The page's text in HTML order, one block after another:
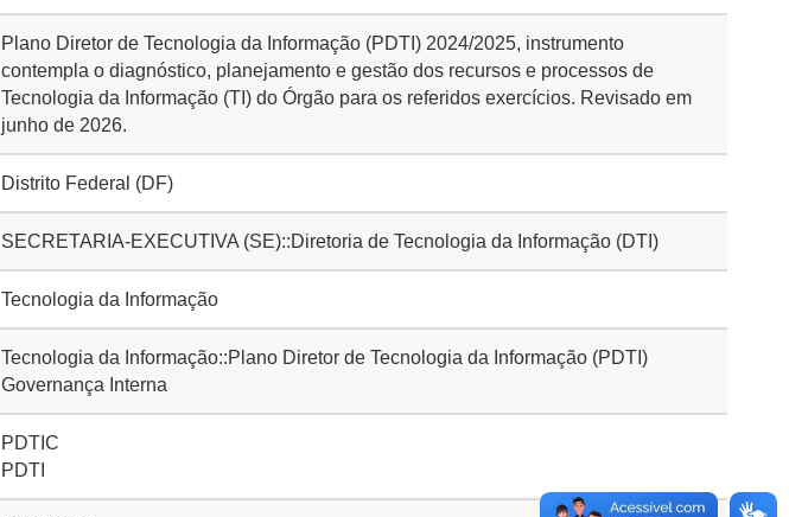
Plano Diretor de Tecnologia da Informação (PDTI) 2024/2025, instrumento
contempla o diagnóstico, planejamento e gestão dos recursos e processos de
Tecnologia da Informação (TI) do Órgão para os referidos exercícios. Revisado em
junho de 2026.
Distrito Federal (DF)
SECRETARIA-EXECUTIVA (SE)::Diretoria de Tecnologia da Informação (DTI)
Tecnologia da Informação
Tecnologia da Informação::Plano Diretor de Tecnologia da Informação (PDTI)
Governança Interna
PDTIC
PDTI